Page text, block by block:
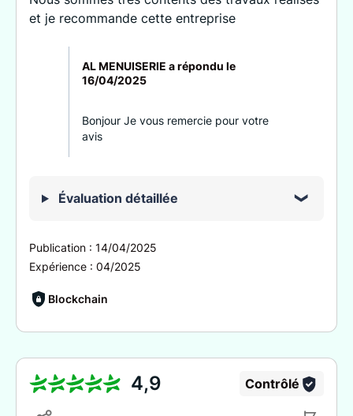
et je recommande cette entreprise
AL MENUISERIE a répondu le
16/04/2025
Bonjour Je vous remercie pour votre
avis
Évaluation détaillée
Publication : 14/04/2025
Expérience : 04/2025
Blockchain
4,9 Contrôlé